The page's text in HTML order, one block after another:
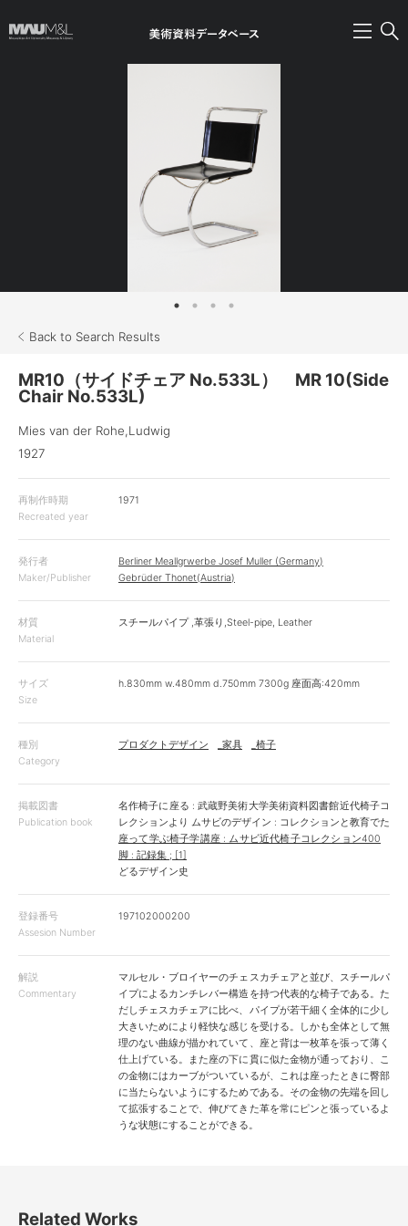
Back to Search Results
MR10（サイドチェア No.533L） MR 10(Side
Chair No.533L)
Mies van der Rohe,Ludwig
1927
再制作時期
Recreated year
1971
発行者
Maker/Publisher
Berliner Meallgrwerbe Josef Muller (Germany)
Gebrüder Thonet(Austria)
材質
Material
スチールパイプ ,革張り,Steel-pipe, Leather
サイズ
Size
h.830mm w.480mm d.750mm 7300g 座面高:420mm
種別
Category
プロダクトデザイン _家具 _椅子
掲載図書
Publication book
名作椅子に座る : 武蔵野美術大学美術資料図書館近代椅子コ
レクションより
座って学ぶ椅子学講座 : ムサビ近代椅子コレクション400
脚 : 記録集 ; [1]
ムサビのデザイン : コレクションと教育でた
どるデザイン史
登録番号
Assesion Number
197102000200
解説
Commentary
マルセル・ブロイヤーのチェスカチェアと並び、スチールパ
イプによるカンチレバー構造を持つ代表的な椅子である。た
だしチェスカチェアに比べ、パイプが若干細く全体的に少し
大きいためにより軽快な感じを受ける。しかも全体として無
理のない曲線が描かれていて、座と背は一枚革を張って薄く
仕上げている。また座の下に貫に似た金物が通っており、こ
の金物にはカーブがついているが、これは座ったときに臀部
に当たらないようにするためである。その金物の先端を回し
て拡張することで、伸びてきた革を常にピンと張っているよ
うな状態にすることができる。
Related Works